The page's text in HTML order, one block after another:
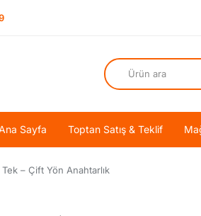
Sayfa Toptan Satış & Teklif
Tek – Çift Yön Anahtarlık